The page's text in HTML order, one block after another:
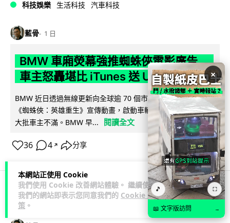
本網站正使用 Cookie
我們使用 Cookie 改善網站體驗。 繼續使用
我們的網站即表示您同意我們的 Cookie 政
策 。
科技娛樂 生活科技 汽車科技
藍骨 1 日
BMW 車廂熒幕強推蜘蛛俠電影廣告
車主怒轟堪比 iTunes 送 U2 專輯翻版
BMW 近日透過無線更新向全球逾 70 個市場車輛中控熒幕推送
《蜘蛛俠：英雄重生》宣傳動畫，啟動車輛即彈出通知，觸發
大批車主不滿。BMW 早...
閱讀全文
36 4 ↗ 分享
3C科技 流動音樂 音樂耳機
×
🎵 ⛶
📖 文字版訪問 →